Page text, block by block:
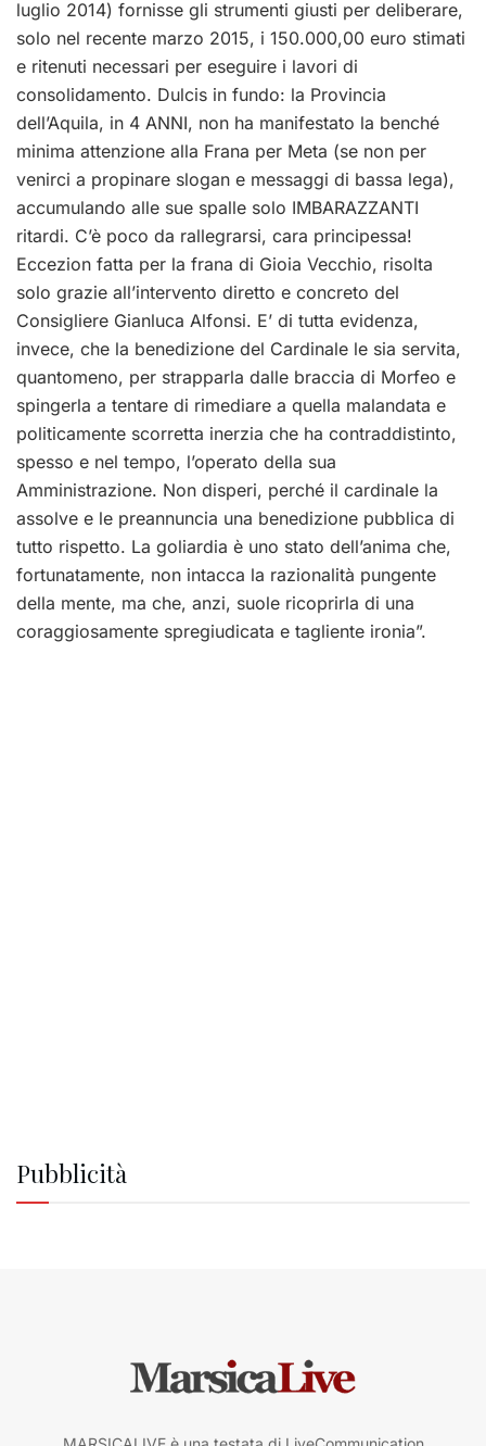
luglio 2014) fornisse gli strumenti giusti per deliberare,
solo nel recente marzo 2015, i 150.000,00 euro stimati
e ritenuti necessari per eseguire i lavori di
consolidamento. Dulcis in fundo: la Provincia
dell’Aquila, in 4 ANNI, non ha manifestato la benché
minima attenzione alla Frana per Meta (se non per
venirci a propinare slogan e messaggi di bassa lega),
accumulando alle sue spalle solo IMBARAZZANTI
ritardi. C’è poco da rallegrarsi, cara principessa!
Eccezion fatta per la frana di Gioia Vecchio, risolta
solo grazie all’intervento diretto e concreto del
Consigliere Gianluca Alfonsi. E’ di tutta evidenza,
invece, che la benedizione del Cardinale le sia servita,
quantomeno, per strapparla dalle braccia di Morfeo e
spingerla a tentare di rimediare a quella malandata e
politicamente scorretta inerzia che ha contraddistinto,
spesso e nel tempo, l’operato della sua
Amministrazione. Non disperi, perché il cardinale la
assolve e le preannuncia una benedizione pubblica di
tutto rispetto. La goliardia è uno stato dell’anima che,
fortunatamente, non intacca la razionalità pungente
della mente, ma che, anzi, suole ricoprirla di una
coraggiosamente spregiudicata e tagliente ironia”.
Pubblicità